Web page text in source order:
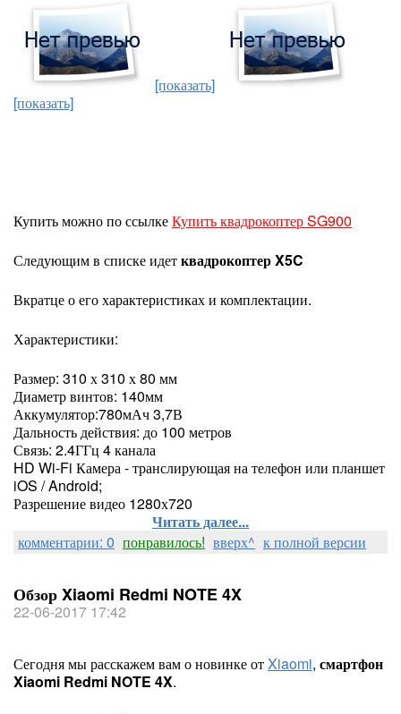
[показать]
[показать]
Купить можно по ссылкеКупить квадрокоптер SG900
Следующим в списке идетквадрокоптер X5C
Вкратце о его характеристиках и комплектации.
Характеристики:
Размер: 310 х 310 х 80 мм
Диаметр винтов: 140мм
Аккумулятор:780мАч 3,7В
Дальность действия: до 100 метров
Связь: 2.4ГГц 4 канала
HD Wi-Fi Камера - транслирующая на телефон или планшет
iOS / Android;
Разрешение видео 1280х720
Читать далее...
комментарии: 0 понравилось! вверх^ к полной версии
Обзор Xiaomi Redmi NOTE 4X
22-06-2017 17:42
Сегодня мы расскажем вам о новинке отXiaomi, смартфон
Xiaomi Redmi NOTE 4X.